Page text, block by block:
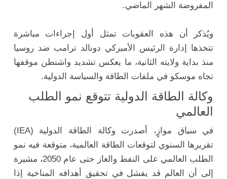
المفروضة الشهر الماضي.
ويُذكر أن هذه العقوبات تمثل أول إجراءات مباشرة
تتخذها إدارة الرئيس الأميركي دونالد ترامب ضد روسيا
منذ بداية ولايته الثانية، ما يعكس تشديد واشنطن موقفها
تجاه موسكو في ملفات الطاقة والسياسة الدولية.
وكالة الطاقة الدولية تتوقع نمو الطلب
العالمي
في سياق موازٍ، أصدرت وكالة الطاقة الدولية (IEA)
تقريرها السنوي لتوقعات الطاقة العالمية، متوقعة فيه نمو
الطلب العالمي على النفط والغاز حتى عام 2050، مشيرة
إلى أن العالم قد يفشل في تحقيق أهدافه المناخية إذا